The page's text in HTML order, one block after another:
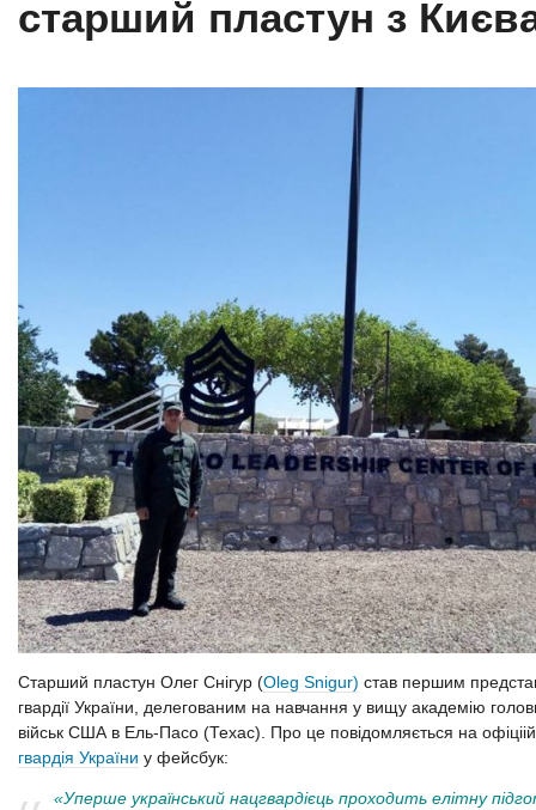
старший пластун з
Старший пластун Олег Снігур (Oleg Snigur) став першим
гвардії України, делегованим на навчання у вищу академію
військ США в Ель-Пасо (Техас). Про це повідомляється на
гвардія України у фейсбук:
«Уперше український нацгвардієць проходить елітну